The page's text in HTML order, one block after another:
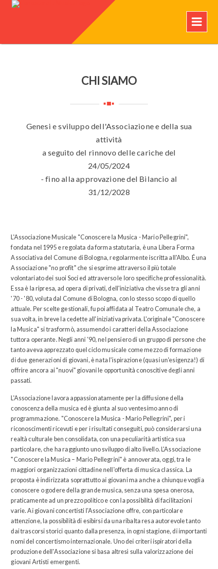
CHI SIAMO
Genesi e sviluppo dell'Associazione e della sua
attività
a seguito del rinnovo delle cariche del
24/05/2024
- fino alla approvazione del Bilancio al
31/12/2028
L'Associazione Musicale "Conoscere la Musica - Mario Pellegrini",
fondata nel 1995 e regolata da forma statutaria, è una Libera Forma
Associativa del Comune di Bologna, regolarmente iscritta all'Albo. É una
Associazione "no profit" che si esprime attraverso il più totale
volontariato dei suoi Soci ed attraverso le loro specifiche professionalità.
Essa è la ripresa, ad opera di privati, dell'iniziativa che visse tra gli anni
'70 - '80, voluta dal Comune di Bologna, con lo stesso scopo di quello
attuale. Per scelte gestionali, fu poi affidata al Teatro Comunale che, a
sua volta, in breve la cedette all'iniziativa privata. L'originale "Conoscere
la Musica" si trasformò, assumendo i caratteri della Associazione
tuttora operante. Negli anni '90, nel pensiero di un gruppo di persone che
tanto aveva apprezzato quel ciclo musicale come mezzo di formazione
di due generazioni di giovani, è nata l'ispirazione (quasi un'esigenza!) di
offrire ancora ai "nuovi" giovani le opportunità conoscitive degli anni
passati.
L'Associazione lavora appassionatamente per la diffusione della
conoscenza della musica ed è giunta al suo ventesimo anno di
programmazione. "Conoscere la Musica - Mario Pellegrini", per i
riconoscimenti ricevuti e per i risultati conseguiti, può considerarsi una
realtà culturale ben consolidata, con una peculiarità artistica sua
particolare, che ha raggiunto uno sviluppo di alto livello. L'Associazione
"Conoscere la Musica – Mario Pellegrini" è annoverata, oggi, tra le
maggiori organizzazioni cittadine nell'offerta di musica classica. La
proposta è indirizzata soprattutto ai giovani ma anche a chiunque voglia
conoscere o godere della grande musica, senza una spesa onerosa,
praticamente ad un prezzo politico e con la possibilità di facilitazioni
varie. Ai giovani concertisti l'Associazione offre, con particolare
attenzione, la possibilità di esibirsi da una ribalta resa autorevole tanto
dai trascorsi storici quanto dalla presenza, in ogni stagione, di importanti
nomi del concertismo internazionale. Uno dei criteri ispiratori della
produzione dell'Associazione si basa altresì sulla valorizzazione dei
giovani Artisti emergenti.